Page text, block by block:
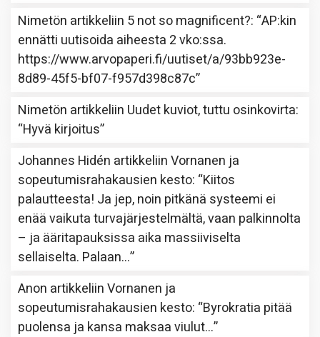
Nimetön artikkeliin 5 not so magnificent?: “AP:kin
ennätti uutisoida aiheesta 2 vko:ssa.
https://www.arvopaperi.fi/uutiset/a/93bb923e-
8d89-45f5-bf07-f957d398c87c”
Nimetön artikkeliin Uudet kuviot, tuttu osinkovirta:
“Hyvä kirjoitus”
Johannes Hidén artikkeliinVornanen ja
sopeutumisrahakausien kesto: “Kiitos
palautteesta! Ja jep, noin pitkänä systeemi ei
enää vaikuta turvajärjestelmältä, vaan palkinnolta
– ja ääritapauksissa aika massiiviselta
sellaiselta. Palaan…”
Anon artikkeliinVornanen ja
sopeutumisrahakausien kesto: “Byrokratia pitää
puolensa ja kansa maksaa viulut…”